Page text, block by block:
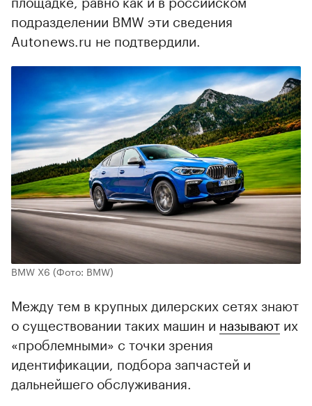
подразделении BMW эти сведения
Autonews.ru не подтвердили.
BMW X6 (Фото: BMW)
Между тем в крупных дилерских сетях знают
о существовании таких машин и называют их
«проблемными» с точки зрения
идентификации, подбора запчастей и
дальнейшего обслуживания.